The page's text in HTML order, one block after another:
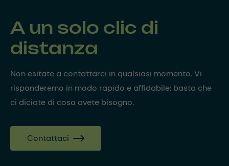
A un solo clic di
distanza
Non esitate a contattarci in qualsiasi momento. Vi
risponderemo in modo rapido e affidabile: basta che
ci diciate di cosa avete bisogno.
Contattaci